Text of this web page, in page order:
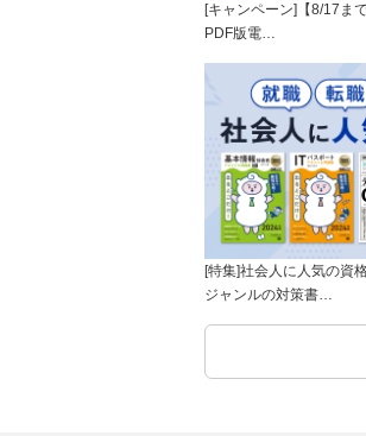
[キャンペーン]【8/17ま
PDF版電…
[特集]社会人に人気の資
ジャンルの対策書…